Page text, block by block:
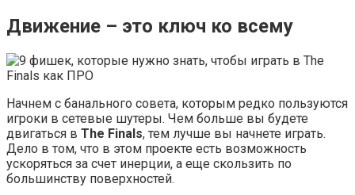
Движение – это ключ ко всему
Начнем с банального совета, которым редко пользуются
игроки в сетевые шутеры. Чем больше вы будете
двигаться в The Finals, тем лучше вы начнете играть.
Дело в том, что в этом проекте есть возможность
ускоряться за счет инерции, а еще скользить по
большинству поверхностей.